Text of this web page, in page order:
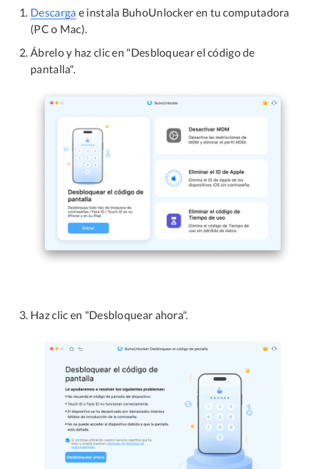
Descarga e instala BuhoUnlocker en tu computadora
(PC o Mac).
Ábrelo y haz clic en "Desbloquear el código de
pantalla".
Haz clic en "Desbloquear ahora".